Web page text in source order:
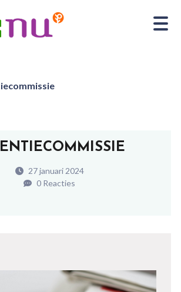
27 januari 2024
0 Reacties